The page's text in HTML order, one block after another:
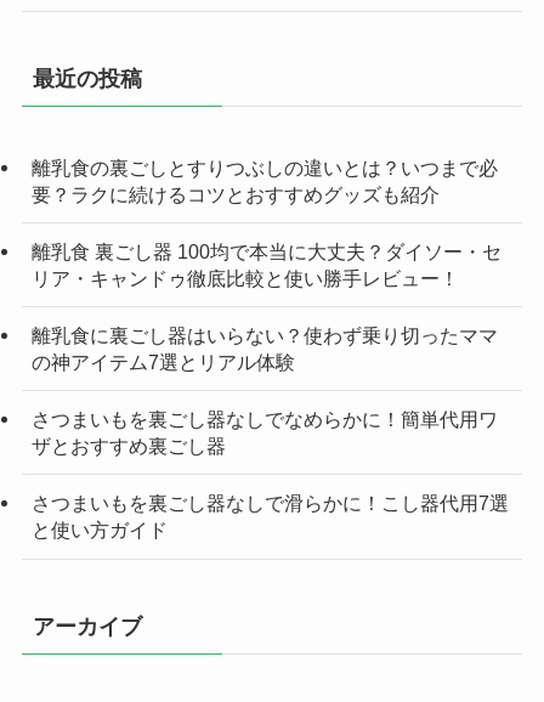
最近の投稿
離乳食の裏ごしとすりつぶしの違いとは？いつまで必
要？ラクに続けるコツとおすすめグッズも紹介
離乳食 裏ごし器 100均で本当に大丈夫？ダイソー・セ
リア・キャンドゥ徹底比較と使い勝手レビュー！
離乳食に裏ごし器はいらない？使わず乗り切ったママ
の神アイテム7選とリアル体験
さつまいもを裏ごし器なしでなめらかに！簡単代用ワ
ザとおすすめ裏ごし器
さつまいもを裏ごし器なしで滑らかに！こし器代用7選
と使い方ガイド
アーカイブ